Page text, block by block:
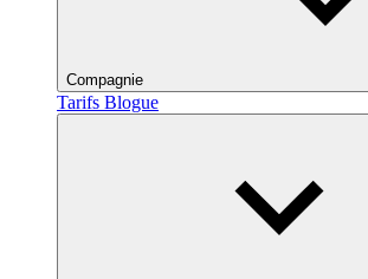
Compagnie
Tarifs Blogue